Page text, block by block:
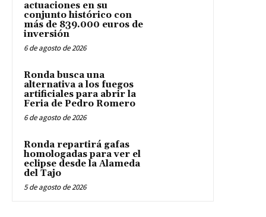
actuaciones en su
conjunto histórico con
más de 839.000 euros de
inversión
6 de agosto de 2026
Ronda busca una
alternativa a los fuegos
artificiales para abrir la
Feria de Pedro Romero
6 de agosto de 2026
Ronda repartirá gafas
homologadas para ver el
eclipse desde la Alameda
del Tajo
5 de agosto de 2026